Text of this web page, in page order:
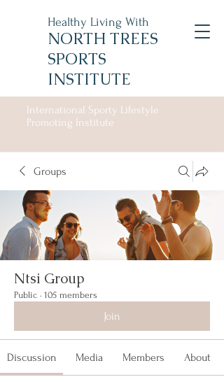
Healthy Living With
NORTH TREES
SPORTS
INSTITUTE
International Sporty Lifestyle
Promoting Institute
Groups
Ntsi Group
Public · 105 members
Join
Discussion Media Members About